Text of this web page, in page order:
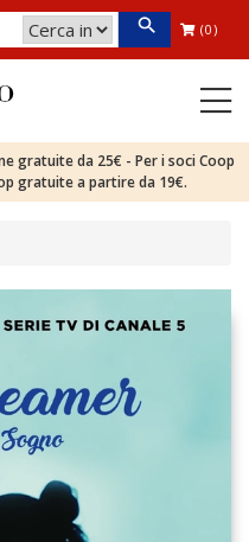
(0)
gratuite da 25€ - Per i soci Coop
gratuite a partire da 19€.